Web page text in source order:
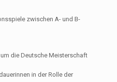
zwischen A- und B-
die Deutsche Meisterschaft
in der Rolle der